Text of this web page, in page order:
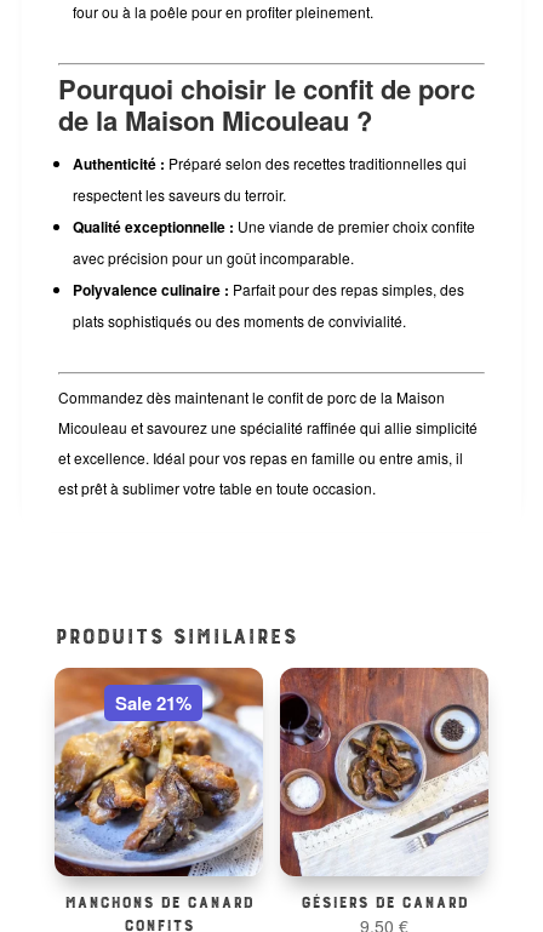
four ou à la poêle pour en profiter pleinement.
Pourquoi choisir le confit de porc
de la Maison Micouleau ?
Authenticité : Préparé selon des recettes traditionnelles qui
respectent les saveurs du terroir.
Qualité exceptionnelle : Une viande de premier choix confite
avec précision pour un goût incomparable.
Polyvalence culinaire : Parfait pour des repas simples, des
plats sophistiqués ou des moments de convivialité.
Commandez dès maintenant le confit de porc de la Maison
Micouleau et savourez une spécialité raffinée qui allie simplicité
et excellence. Idéal pour vos repas en famille ou entre amis, il
est prêt à sublimer votre table en toute occasion.
PRODUITS SIMILAIRES
Sale 21%
MANCHONS DE CANARD
CONFITS
GÉSIERS DE CANARD
9,50€